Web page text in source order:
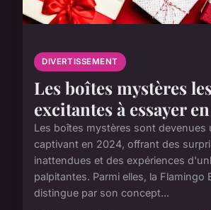
DIVERTISSEMENT
Les boîtes mystères
excitantes à essayer
Les boîtes mystères sont devenues
captivant en 2024, offrant des
inattendues et des expériences
palpitantes. Parmi elles, la Flamingo
distingue par son concept...